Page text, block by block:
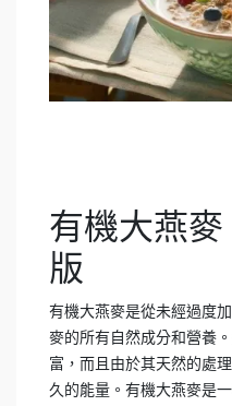
有機大燕
版
有機大燕麥是從未經過度
麥的所有自然成分和營養
富，而且由於其天然的處
久的能量。有機大燕麥是